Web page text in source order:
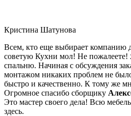
Кристина Шатунова
Всем, кто еще выбирает компанию
советую Кухни мол! Не пожалеете!
спальню. Начиная с обсуждения
монтажом никаких проблем не
быстро и качественно. К тому же
Огромное спасибо сборщику
Это мастер своего дела! Всю мебель
здесь.